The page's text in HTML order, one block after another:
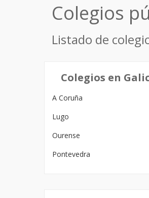
Colegios
Listado de
Colegios en
A Coruña
Lugo
Ourense
Pontevedra